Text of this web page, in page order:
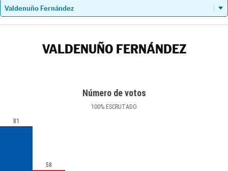
VALDENUÑO FERNÁNDEZ
Número de votos
100% ESCRUTADO
81
58